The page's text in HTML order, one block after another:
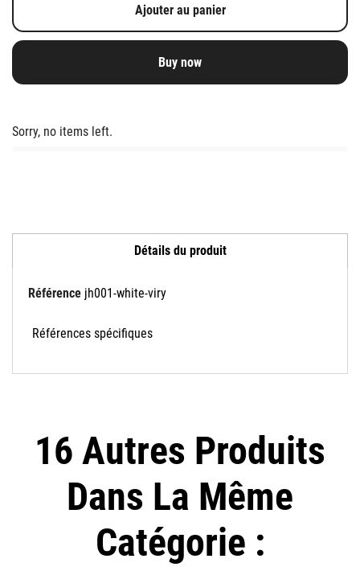
Ajouter au panier
Buy now
Sorry, no items left.
Détails du produit
Référence jh001-white-viry
Références spécifiques
16 Autres Produits
Dans La Même
Catégorie :